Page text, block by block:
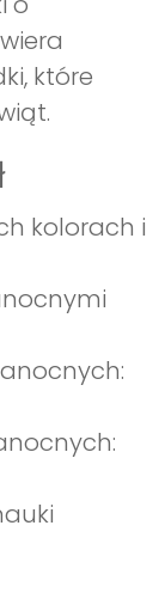
które
kolorach i